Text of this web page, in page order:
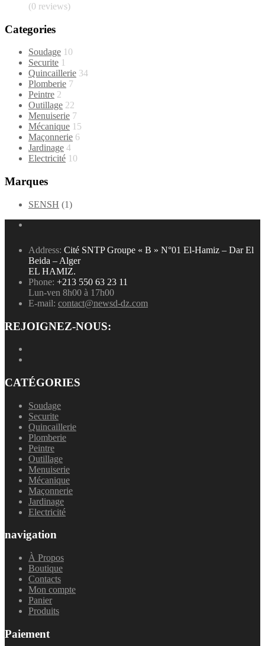
(0 reviews)
Categories
Soudage 10
Securite 1
Quincaillerie 34
Plomberie 7
Peintre 2
Outillage 22
Menuiserie 7
Mécanique 15
Maçonnerie 6
Jardinage 4
Electricité 10
Marques
SENSH (1)
Address: Cité SNTP Groupe « B » N°01 El-Hamiz – Dar El
Beida – Alger
EL HAMIZ.
Phone: +213 550 63 23 11
Lun-ven 8h00 à 17h00
E-mail: contact@newsd-dz.com
REJOIGNEZ-NOUS:
CATÉGORIES
Soudage
Securite
Quincaillerie
Plomberie
Peintre
Outillage
Menuiserie
Mécanique
Maçonnerie
Jardinage
Electricité
navigation
À Propos
Boutique
Contacts
Mon compte
Panier
Produits
Paiement